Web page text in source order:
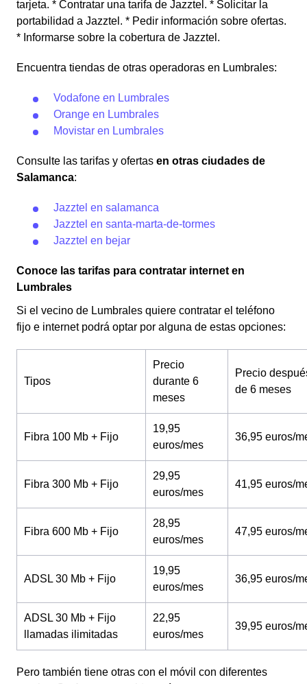
tarjeta. * Contratar una tarifa de Jazztel. * Solicitar la
portabilidad a Jazztel. * Pedir información sobre ofertas.
* Informarse sobre la cobertura de Jazztel.
Encuentra tiendas de otras operadoras en Lumbrales:
Vodafone en Lumbrales
Orange en Lumbrales
Movistar en Lumbrales
Consulte las tarifas y ofertas en otras ciudades de
Salamanca:
Jazztel en salamanca
Jazztel en santa-marta-de-tormes
Jazztel en bejar
Conoce las tarifas para contratar internet en
Lumbrales
Si el vecino de Lumbrales quiere contratar el teléfono
fijo e internet podrá optar por alguna de estas opciones:
Tipos
Precio
durante 6
meses
Precio
de 6 meses
Fibra 100 Mb + Fijo
19,95
euros/mes
36,95 euros/
Fibra 300 Mb + Fijo
29,95
euros/mes
41,95 euros/
Fibra 600 Mb + Fijo
28,95
euros/mes
47,95 euros/
ADSL 30 Mb + Fijo
19,95
euros/mes
36,95 euros/
ADSL 30 Mb + Fijo
llamadas ilimitadas
22,95
euros/mes
39,95 euros/
Pero también tiene otras con el móvil con diferentes